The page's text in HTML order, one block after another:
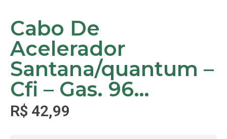
Cabo De
Acelerador
Santana/quantum –
Cfi – Gas. 96…
R$ 42,99